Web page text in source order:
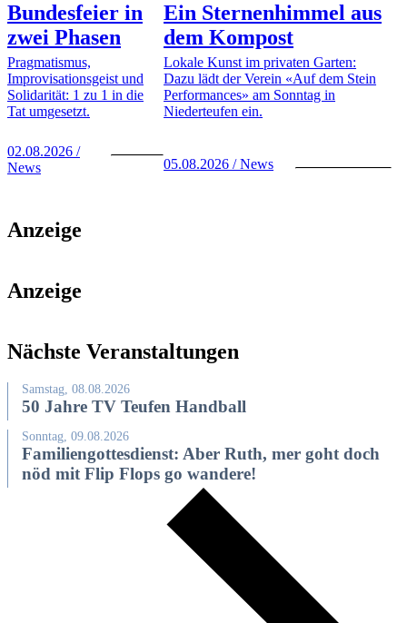
Bundesfeier in
zwei Phasen
Pragmatismus,
Improvisationsgeist und
Solidarität: 1 zu 1 in die
Tat umgesetzt.
02.08.2026 /
News
Ein Sternenhimmel aus
dem Kompost
Lokale Kunst im privaten Garten:
Dazu lädt der Verein «Auf dem Stein
Performances» am Sonntag in
Niederteufen ein.
05.08.2026 / News
Anzeige
Anzeige
Nächste Veranstaltungen
Samstag, 08.08.2026
50 Jahre TV Teufen Handball
Sonntag, 09.08.2026
Familiengottesdienst: Aber Ruth, mer goht doch
nöd mit Flip Flops go wandere!